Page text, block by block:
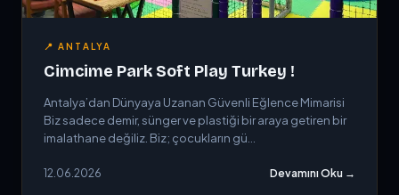
📍 ANTALYA
Cimcime Park Soft Play Turkey !
Antalya’dan Dünyaya Uzanan Güvenli Eğlence Mimarisi
Biz sadece demir, sünger ve plastiği bir araya getiren bir
imalathane değiliz. Biz; çocukların gü...
12.06.2026 Devamını Oku →